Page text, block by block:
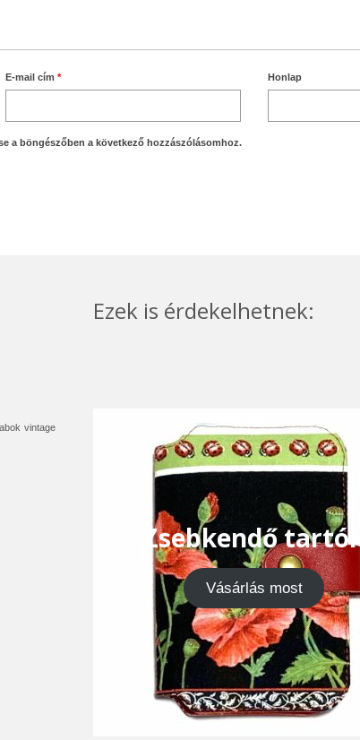
E-mail cím* Honlap
a böngészőben a következő hozzászólásomhoz.
vintage
Ezek is érdekelhetnek:
Zsebkendő
Vásárlás most